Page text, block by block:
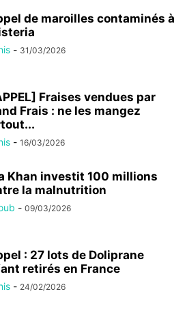
de maroilles contaminés à
- 31/03/2026
Fraises vendues par
Frais : ne les mangez
- 16/03/2026
Khan investit 100 millions
la malnutrition
- 09/03/2026
: 27 lots de Doliprane
retirés en France
- 24/02/2026